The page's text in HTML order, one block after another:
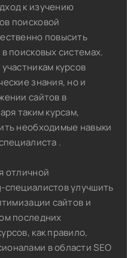
к изучению
поисковой
повысить
поисковых системах.
курсов
знания, но и
сайтов в
таким курсам,
необходимые навыки
.
отличной
улучшить
сайтов и
последних
как правило,
в области SEO